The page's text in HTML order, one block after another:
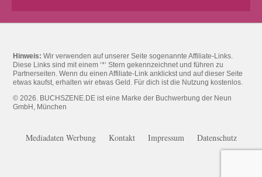
Hinweis: Wir verwenden auf unserer Seite sogenannte Affiliate-Links.
Diese Links sind mit einem ‘*‘ Stern gekennzeichnet und führen zu
Partnerseiten. Wenn du einen Affiliate-Link anklickst und auf dieser Seite
etwas kaufst, erhalten wir etwas Geld. Für dich ist die Nutzung kostenlos.
© 2026. BUCHSZENE.DE ist eine Marke der Buchwerbung der Neun
GmbH, München
Mediadaten Werbung Kontakt Impressum Datenschutz